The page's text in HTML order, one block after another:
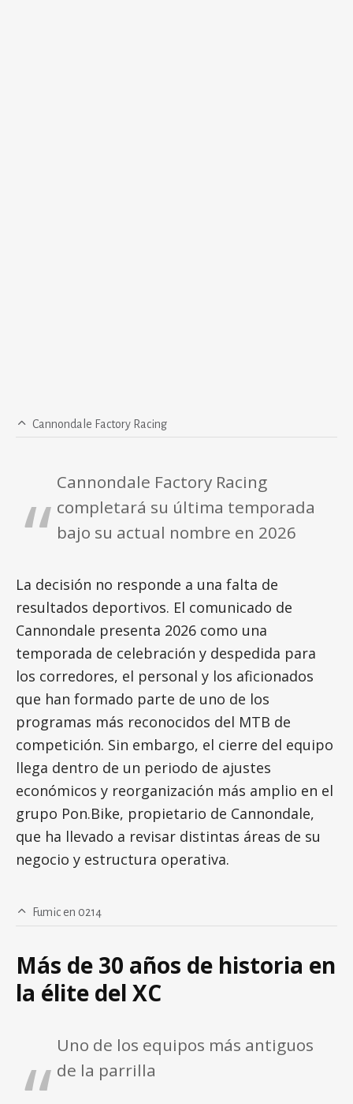
Cannondale Factory Racing
Cannondale Factory Racing
completará su última temporada
bajo su actual nombre en 2026
La decisión no responde a una falta de
resultados deportivos. El comunicado de
Cannondale presenta 2026 como una
temporada de celebración y despedida para
los corredores, el personal y los aficionados
que han formado parte de uno de los
programas más reconocidos del MTB de
competición. Sin embargo, el cierre del equipo
llega dentro de un periodo de ajustes
económicos y reorganización más amplio en el
grupo Pon.Bike, propietario de Cannondale,
que ha llevado a revisar distintas áreas de su
negocio y estructura operativa.
Fumic en 0214
Más de 30 años de historia en
la élite del XC
Uno de los equipos más antiguos
de la parrilla